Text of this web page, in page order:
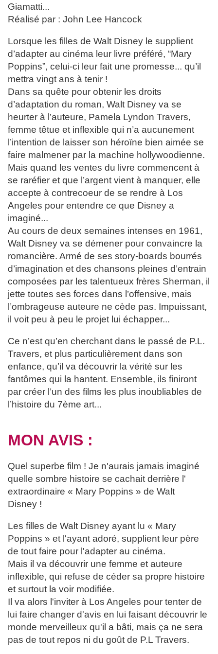
Giamatti...
Réalisé par : John Lee Hancock
Lorsque les filles de Walt Disney le supplient
d’adapter au cinéma leur livre préféré, “Mary
Poppins”, celui-ci leur fait une promesse... qu’il
mettra vingt ans à tenir !
Dans sa quête pour obtenir les droits
d’adaptation du roman, Walt Disney va se
heurter à l’auteure, Pamela Lyndon Travers,
femme têtue et inflexible qui n’a aucunement
l’intention de laisser son héroïne bien aimée se
faire malmener par la machine hollywoodienne.
Mais quand les ventes du livre commencent à
se raréfier et que l’argent vient à manquer, elle
accepte à contrecoeur de se rendre à Los
Angeles pour entendre ce que Disney a
imaginé...
Au cours de deux semaines intenses en 1961,
Walt Disney va se démener pour convaincre la
romancière. Armé de ses story-boards bourrés
d’imagination et des chansons pleines d’entrain
composées par les talentueux frères Sherman, il
jette toutes ses forces dans l’offensive, mais
l’ombrageuse auteure ne cède pas. Impuissant,
il voit peu à peu le projet lui échapper...
Ce n’est qu’en cherchant dans le passé de P.L.
Travers, et plus particulièrement dans son
enfance, qu’il va découvrir la vérité sur les
fantômes qui la hantent. Ensemble, ils finiront
par créer l’un des films les plus inoubliables de
l’histoire du 7ème art...
MON AVIS :
Quel superbe film ! Je n'aurais jamais imaginé
quelle sombre histoire se cachait derrière l'
extraordinaire « Mary Poppins » de Walt
Disney !
Les filles de Walt Disney ayant lu « Mary
Poppins » et l'ayant adoré, supplient leur père
de tout faire pour l'adapter au cinéma.
Mais il va découvrir une femme et auteure
inflexible, qui refuse de céder sa propre histoire
et surtout la voir modifiée.
Il va alors l'inviter à Los Angeles pour tenter de
lui faire changer d'avis en lui faisant découvrir le
monde merveilleux qu'il a bâti, mais ça ne sera
pas de tout repos ni du goût de P.L Travers.